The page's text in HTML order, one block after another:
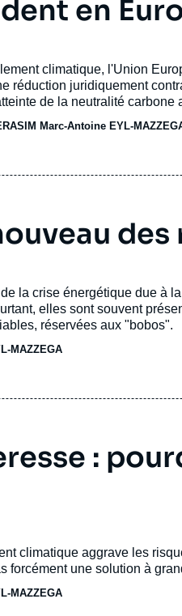
en
climatique, l'Union
réduction juridiquement
de la neutralité carbone
Marc-Antoine EYL-
la crise énergétique due à
elles sont souvent
réservées aux "bobos".
MAZZEGA
:
climatique aggrave les
forcément une solution à
MAZZEGA